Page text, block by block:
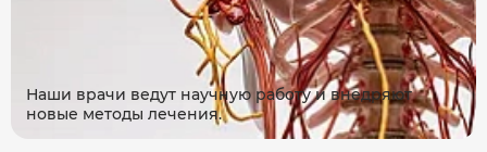
Наши врачи ведут научную работу и внедряют
новые методы лечения.